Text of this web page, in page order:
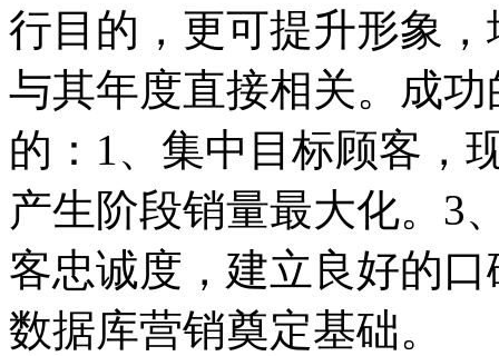
行目的，更可提升形象
与其年度直接相关。成
的： 1、集中目标顾客，
产生阶段销量最大化。 3
客忠诚度，建立良好的
数据库营销奠定基础。